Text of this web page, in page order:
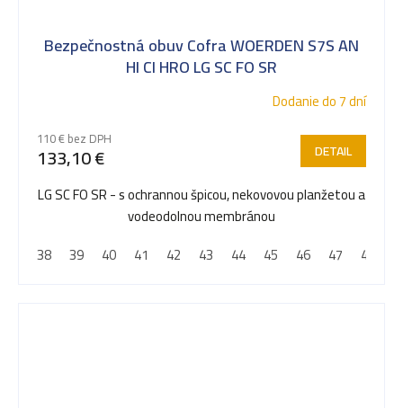
Bezpečnostná obuv Cofra WOERDEN S7S AN
HI CI HRO LG SC FO SR
Dodanie do 7 dní
110 € bez DPH
133,10 € DETAIL
LG SC FO SR - s ochrannou špicou, nekovovou planžetou a
vodeodolnou membránou
38
39 40 41 42 43 44 45 46 47 48